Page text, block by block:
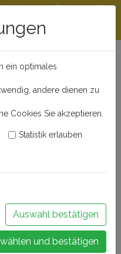
ab
Öffnungszeiten
ein optimales
andere dienen zu
Cookies Sie akzeptieren.
Statistik erlauben
Auswahl bestätigen
und bestätigen